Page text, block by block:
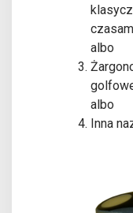
albo
albo
Inna